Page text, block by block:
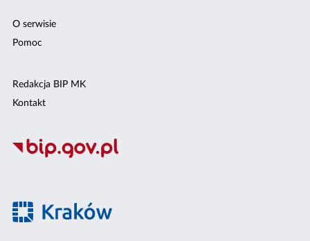
O serwisie
Pomoc
Redakcja BIP MK
Kontakt